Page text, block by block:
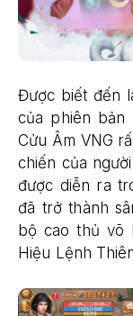
Được biết đến
của phiên bản
Cửu Âm VNG
chiến của
được diễn ra
đã trở thành
bộ cao thủ võ
Hiệu Lệnh